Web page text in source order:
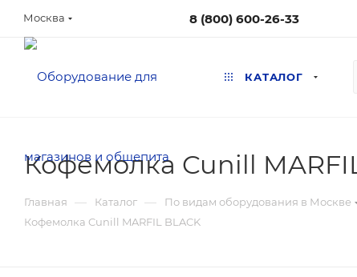
Москва 8 (800) 600-26-33
КАТАЛОГ
Кофемолка Cunill
Главная — Каталог — По видам оборудования в Москве
Кофемолка Cunill MARFIL BLACK